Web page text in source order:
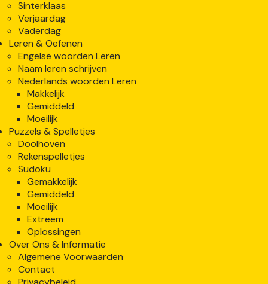
Sinterklaas
Verjaardag
Vaderdag
Leren & Oefenen
Engelse woorden Leren
Naam leren schrijven
Nederlands woorden Leren
Makkelijk
Gemiddeld
Moeilijk
Puzzels & Spelletjes
Doolhoven
Rekenspelletjes
Sudoku
Gemakkelijk
Gemiddeld
Moeilijk
Extreem
Oplossingen
Over Ons & Informatie
Algemene Voorwaarden
Contact